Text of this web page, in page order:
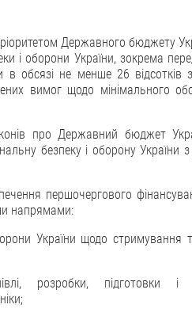
Державного бюджету
і оборони України, зокрема
в обсязі не менше 26 відсотків
вимог щодо мінімального
про Державний бюджет
безпеку і оборону України
першочергового
напрямами:
України щодо стримування та
розробки, підготовки і